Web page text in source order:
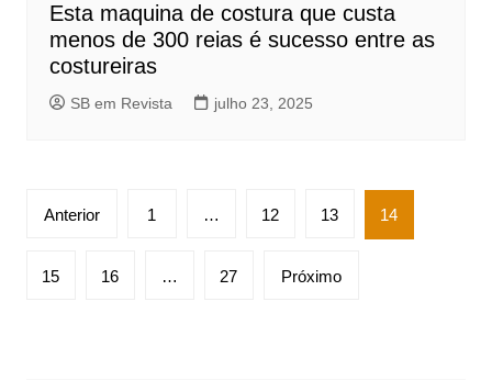
Esta maquina de costura que custa
menos de 300 reias é sucesso entre as
costureiras
SB em Revista julho 23, 2025
Paginação
posts
Anterior 1 … 12 13 14
15 16 … 27 Próximo